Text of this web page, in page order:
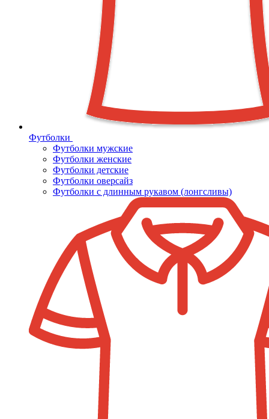
Футболки
Футболки мужские
Футболки женские
Футболки детские
Футболки оверсайз
Футболки с длинным рукавом (лонгсливы)